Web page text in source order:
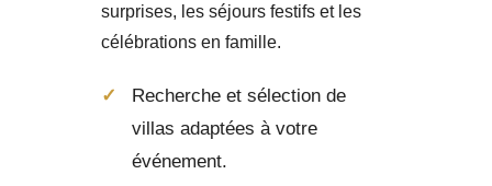
surprises, les séjours festifs et les
célébrations en famille.
Recherche et sélection de
villas adaptées à votre
événement.